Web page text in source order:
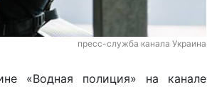
пресс-служба канала Украина
«Водная полиция» на канале